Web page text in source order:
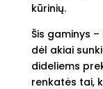
kūrinių.
Šis gaminys
dėl akiai
dideliems
renkatės tai,